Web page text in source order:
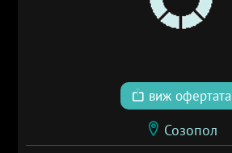
виж офертата
Созопол